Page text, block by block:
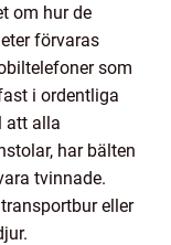
om hur de
förvaras
som
i ordentliga
att alla
har bälten
tvinnade.
eller